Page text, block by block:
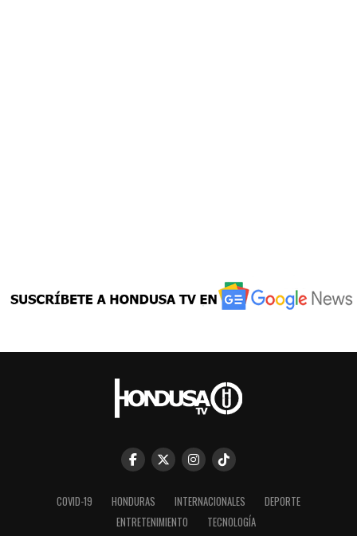
COVID-19 HONDURAS INTERNACIONALES
DEPORTE
ENTRETENIMIENTO
TECNOLOGÍA